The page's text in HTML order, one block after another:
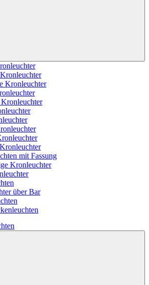
Kronleuchter
mit Fassung
Kronleuchter
über Bar